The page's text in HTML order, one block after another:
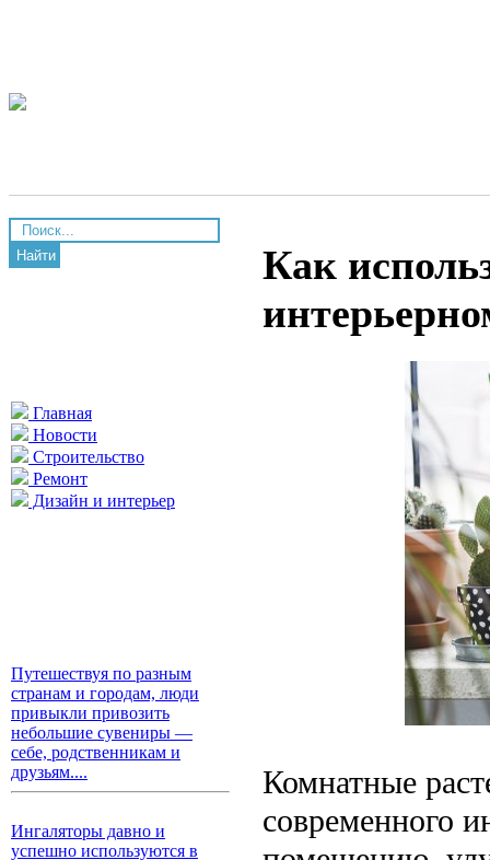
Найти
Главная
Новости
Строительство
Ремонт
Дизайн и интерьер
Путешествуя по разным
странам и городам, люди
привыкли привозить
небольшие сувениры —
себе, родственникам и
друзьям....
Ингаляторы давно и
успешно используются в
Как
Комнатные
современного